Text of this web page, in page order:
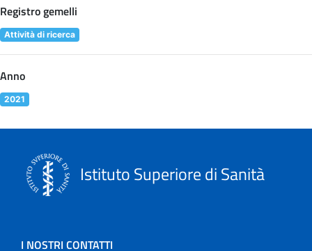
Registro gemelli
Attività di ricerca
Anno
2021
Istituto Superiore di Sanità
I NOSTRI CONTATTI